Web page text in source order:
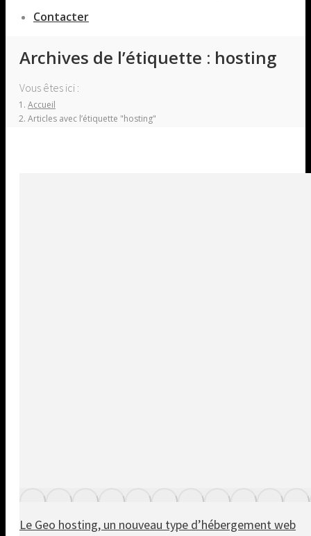
Contacter
Archives de l’étiquette : hosting
Vous êtes ici :
Accueil
Articles avec l’étiquette "hosting"
Le Geo hosting, un nouveau type d’hébergement web